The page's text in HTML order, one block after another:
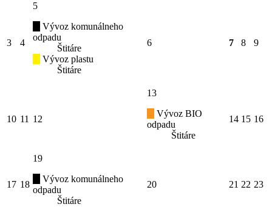
3 4
5
Vývoz komunálneho
odpadu
Štitáre
Vývoz plastu
Štitáre
6 7 8 9
10 11 12
13
Vývoz BIO
odpadu
Štitáre
14 15 16
17 18
19
Vývoz komunálneho
odpadu
Štitáre
20 21 22 23